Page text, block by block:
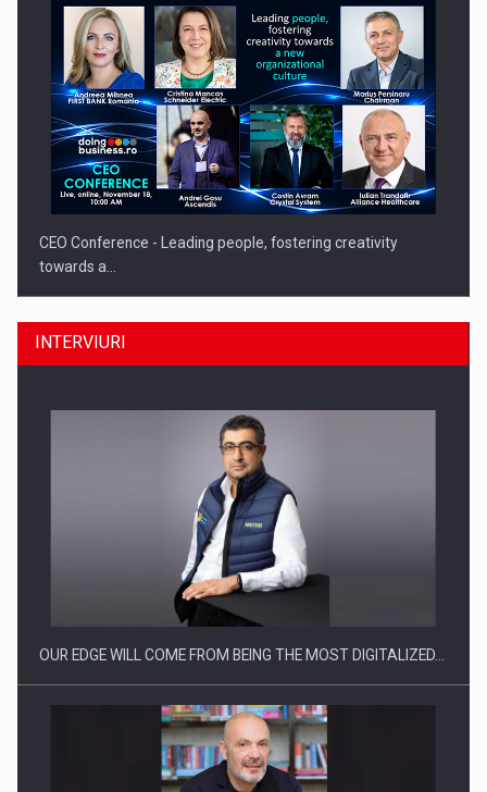
CEO Conference - Leading people, fostering creativity
towards a…
CEO Conference - Shaping The Future - Technology and…
INTERVIURI
OUR EDGE WILL COME FROM BEING THE MOST DIGITALIZED…